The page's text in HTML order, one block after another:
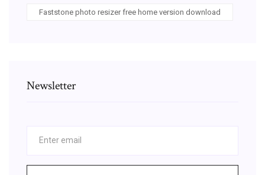
Faststone photo resizer free home version download
Newsletter